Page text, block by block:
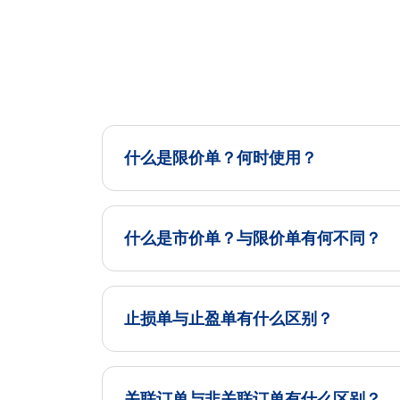
什么是限价单？何时使用？
什么是市价单？与限价单有何不同？
止损单与止盈单有什么区别？